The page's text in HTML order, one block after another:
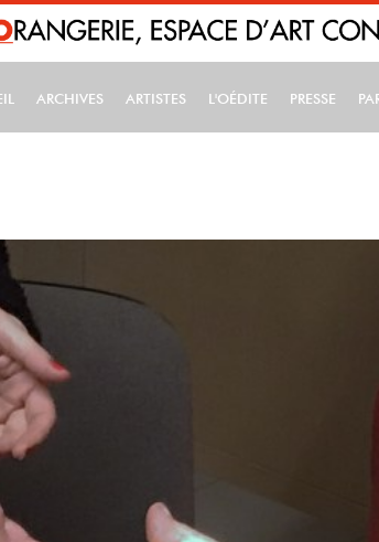
NAVIGATION
ARCHIVES ARTISTES L'OÉDITE PRESSE